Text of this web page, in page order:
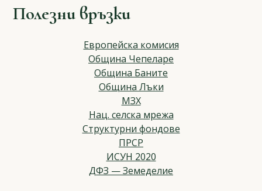
Полезни връзки
Европейска комисия
Община Чепеларе
Община Баните
Община Лъки
МЗХ
Нац. селска мрежа
Структурни фондове
ПРСР
ИСУН 2020
ДФЗ — Земеделие